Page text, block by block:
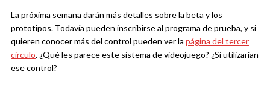
La próxima semana darán más detalles sobre la beta y los
prototipos. Todavía pueden inscribirse al programa de prueba, y si
quieren conocer más del control pueden ver la página del tercer
circulo. ¿Qué les parece este sistema de videojuego? ¿Si utilizarían
ese control?